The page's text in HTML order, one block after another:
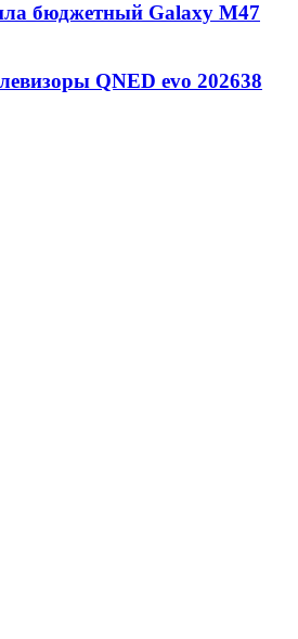
бюджетный Galaxy M47
QNED evo 202638